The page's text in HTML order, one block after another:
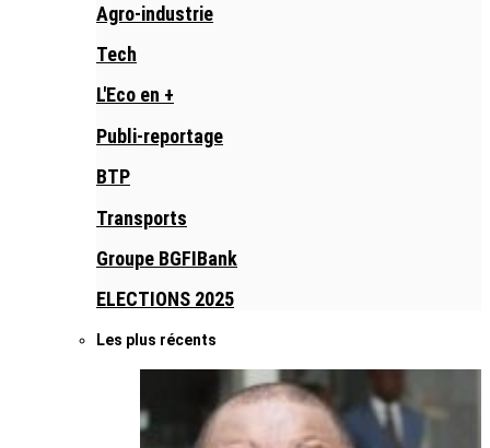
Agro-industrie
Tech
L'Eco en +
Publi-reportage
BTP
Transports
Groupe BGFIBank
ELECTIONS 2025
Les plus récents